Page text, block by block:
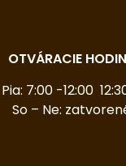
OTVÁRACIE
7:00 -12:00
So – Ne: